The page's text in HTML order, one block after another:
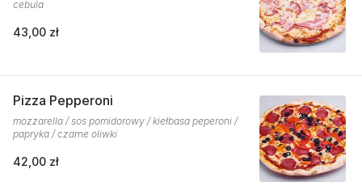
cebula
43,00 zł
Pizza Pepperoni
mozzarella / sos pomidorowy / kiełbasa peperoni /
papryka / czarne oliwki
42,00 zł